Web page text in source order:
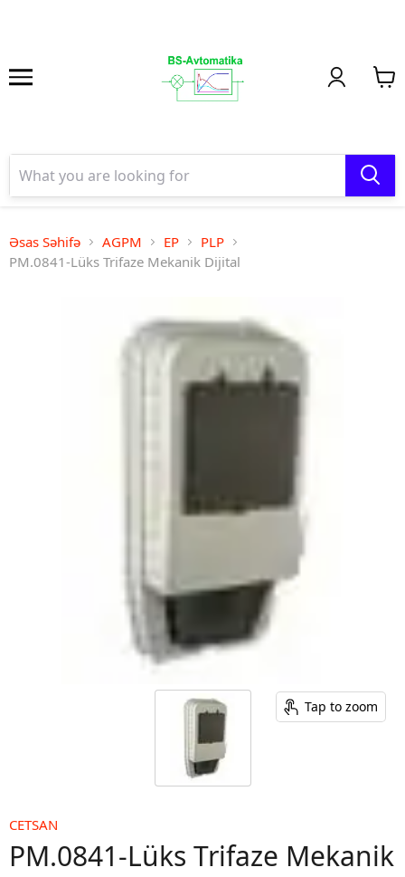
Əsas Səhifə AGPM EP
PLP
PM.0841-Lüks Trifaze Mekanik Dijital
Tap to zoom
CETSAN
PM.0841-Lüks Trifaze Mekanik